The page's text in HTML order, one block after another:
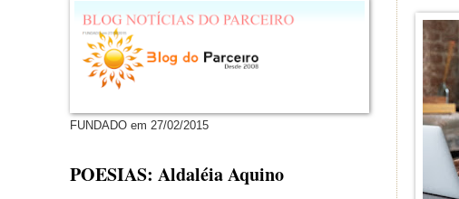
FUNDADO em 27/02/2015
POESIAS: Aldaléia Aquino